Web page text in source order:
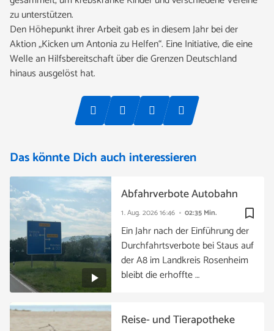
zu unterstützen.
Den Höhepunkt ihrer Arbeit gab es in diesem Jahr bei der
Aktion „Kicken um Antonia zu Helfen“. Eine Initiative, die eine
Welle an Hilfsbereitschaft über die Grenzen Deutschland
hinaus ausgelöst hat.
Das könnte Dich auch interessieren
bookmark_border
1. Aug. 202616:46 02:35 Min.
Abfahrverbote Autobahn
Ein Jahr nach der Einführung der
Durchfahrtsverbote bei Staus auf
der A8 im Landkreis Rosenheim
bleibt die erhoffte …
Reise- und Tierapotheke